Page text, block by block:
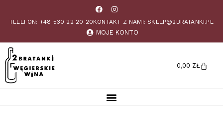
TELEFON: +48 530 22 20 20KONTAKT Z NAMI: SKLEP@2BRATANKI.PL
MOJE KONTO
0,00 ZŁ